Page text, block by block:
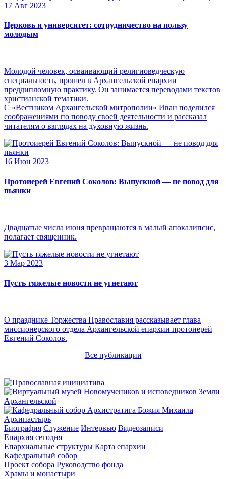
17 Авг 2023
Церковь и университет: сотрудничество на пользу
молодым
Молодой человек, осваивающий религиоведческую
специальность, прошел в Архангельской епархии
преддипломную практику. Он занимается переводами текстов
христианской тематики.
С «Вестником Архангельской митрополии» Иван поделился
соображениями по поводу своей деятельности и рассказал
читателям о взглядах на духовную жизнь.
16 Июн 2023
Протоиерей Евгений Соколов: Выпускной — не повод для
пьянки
Двадцатые числа июня превращаются в малый апокалипсис,
полагает священник.
3 Мар 2023
Пусть тяжелые новости не угнетают
О празднике Торжества Православия рассказывает глава
миссионерского отдела Архангельской епархии протоиерей
Евгений Соколов.
Все публикации
Архипастырь
Биография Служение Интервью Видеозаписи
Епархия сегодня
Епархиальные структуры Карта епархии
Кафедральный собор
Проект собора Руководство фонда
Храмы и монастыри